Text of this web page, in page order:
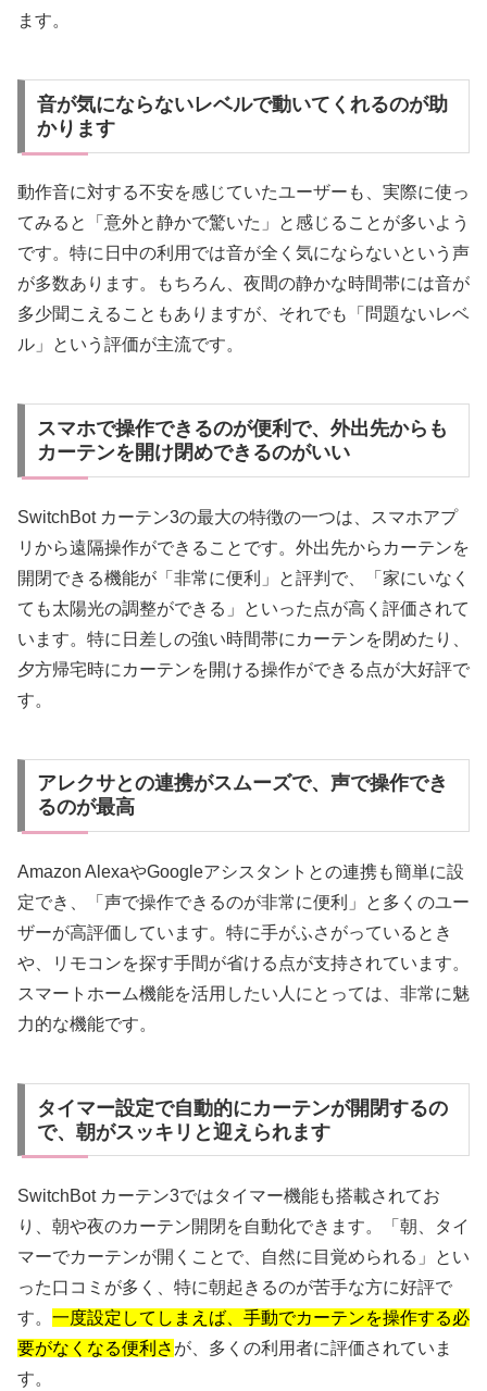
ます。
音が気にならないレベルで動いてくれるのが助
かります
動作音に対する不安を感じていたユーザーも、実際に使っ
てみると「意外と静かで驚いた」と感じることが多いよう
です。特に日中の利用では音が全く気にならないという声
が多数あります。もちろん、夜間の静かな時間帯には音が
多少聞こえることもありますが、それでも「問題ないレベ
ル」という評価が主流です。
スマホで操作できるのが便利で、外出先からも
カーテンを開け閉めできるのがいい
SwitchBot カーテン3の最大の特徴の一つは、スマホアプ
リから遠隔操作ができることです。外出先からカーテンを
開閉できる機能が「非常に便利」と評判で、「家にいなく
ても太陽光の調整ができる」といった点が高く評価されて
います。特に日差しの強い時間帯にカーテンを閉めたり、
夕方帰宅時にカーテンを開ける操作ができる点が大好評で
す。
アレクサとの連携がスムーズで、声で操作でき
るのが最高
Amazon AlexaやGoogleアシスタントとの連携も簡単に設
定でき、「声で操作できるのが非常に便利」と多くのユー
ザーが高評価しています。特に手がふさがっているとき
や、リモコンを探す手間が省ける点が支持されています。
スマートホーム機能を活用したい人にとっては、非常に魅
力的な機能です。
タイマー設定で自動的にカーテンが開閉するの
で、朝がスッキリと迎えられます
SwitchBot カーテン3ではタイマー機能も搭載されてお
り、朝や夜のカーテン開閉を自動化できます。「朝、タイ
マーでカーテンが開くことで、自然に目覚められる」とい
った口コミが多く、特に朝起きるのが苦手な方に好評で
す。 一度設定してしまえば、手動でカーテンを操作する必
要がなくなる便利さ が、多くの利用者に評価されていま
す。